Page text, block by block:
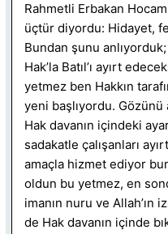
Rahmetli Erbakan
üçtür diyordu: Hidayet,
Bundan şunu
Hak’la Batıl’ı ayırt
yetmez ben Hakkın
yeni başlıyordu. Gözünü
Hak davanın içindeki
sadakatle çalışanları
amaçla hizmet ediyor
oldun bu yetmez, en
imanın nuru ve Allah’ın
de Hak davanın içinde